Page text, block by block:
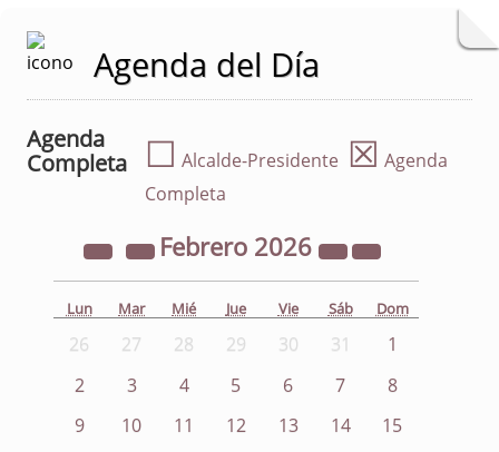
Agenda del Día
Agenda
Completa
☐ Alcalde-Presidente ☒ Agenda
Completa
Febrero 2026
Lun Mar Mié Jue Vie Sáb Dom
26 27 28 29 30 31
1
2
3 4 5 6 7
8
9
10 11 12 13 14
15